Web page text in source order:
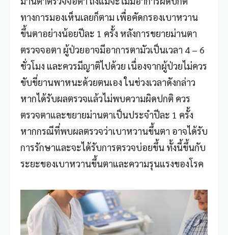
ทางการมองเห็นเลยก็ตาม เพื่อคัดกรองเบาหวาน
ขึ้นตาอย่างน้อยปีละ 1 ครั้ง หลังการขยายม่านตา
ตรวจจอตา ผู้ป่วยอาจมีอาการตามัวเป็นเวลา 4 – 6
ชั่วโมง และควรมีญาติไปด้วย เนื่องจากผู้ป่วยไม่ควร
ขับขี่ยานพาหนะด้วยตนเอง ในช่วงเวลาดังกล่าว
หากได้รับผลตรวจแล้วไม่พบความผิดปกติ ควร
ตรวจตาและขยายม่านตาเป็นประจำปีละ 1 ครั้ง
หากกรณีที่พบผลตรวจว่าเบาหวานขึ้นตา อาจได้รับ
การรักษาและจะได้รับการตรวจบ่อยขึ้น ทั้งนี้ขึ้นกับ
ระยะของเบาหวานขึ้นตาและความรุนแรงของโรค